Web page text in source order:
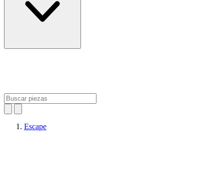
Escape